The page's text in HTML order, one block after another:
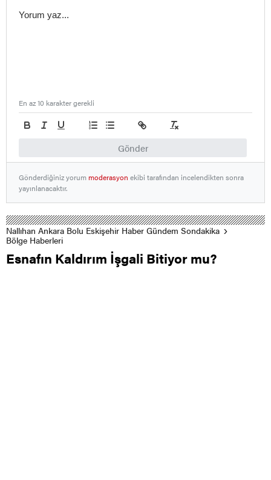
Gönder
En az 10 karakter gerekli
Gönderdiğiniz yorummoderasyon ekibi tarafından incelendikten sonra
yayınlanacaktır.
Nallıhan Ankara Bolu Eskişehir Haber Gündem Sondakika
Bölge Haberleri
Esnafın Kaldırım İşgali Bitiyor mu?